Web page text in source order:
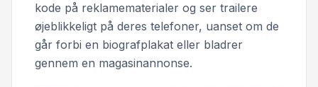
kode på reklamematerialer og ser trailere
øjeblikkeligt på deres telefoner, uanset om de
går forbi en biografplakat eller bladrer
gennem en magasinannonse.